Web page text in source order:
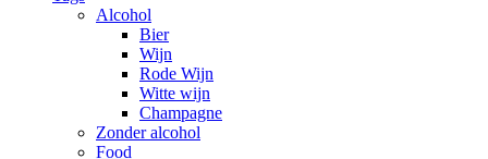
Alcohol
Bier
Wijn
Rode Wijn
Witte wijn
Champagne
Zonder alcohol
Food